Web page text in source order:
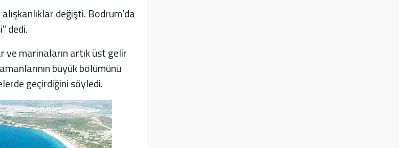
değişti. Bodrum’da
dedi.
marinaların artık üst gelir
büyük bölümünü
geçirdiğini söyledi.